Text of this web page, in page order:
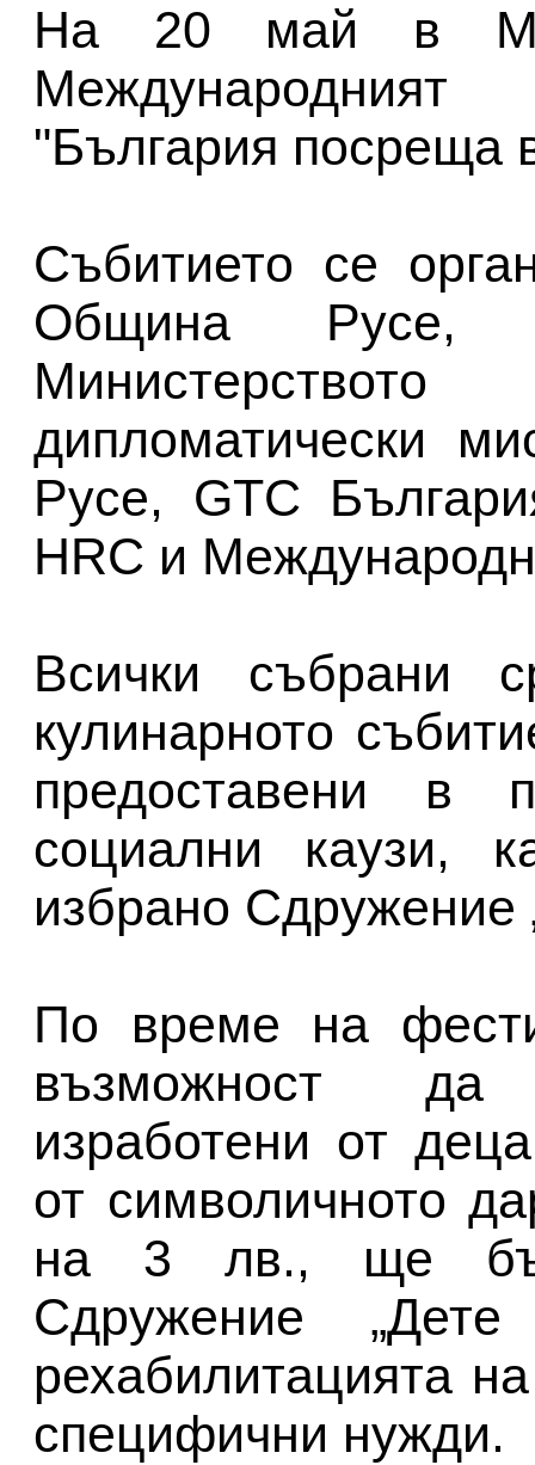
На 20 май в
"България посреща
Събитието се
Община Русе,
дипломатически
Русе, GTC
HRC и
Всички събрани
кулинарното
предоставени в
социални каузи,
избрано Сдружение
По време на
възможност да
изработени от
от символичното
на 3 лв., ще
Сдружение
рехабилитацията
специфични нужди.